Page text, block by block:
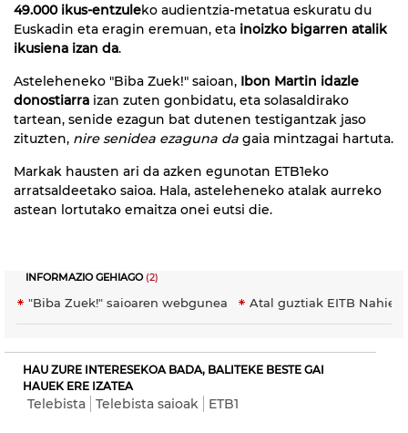
49.000 ikus-entzuleko audientzia-metatua eskuratu du
Euskadin eta eragin eremuan, eta inoizko bigarren atalik
ikusiena izan da.
Asteleheneko "Biba Zuek!" saioan, Ibon Martin idazle
donostiarra izan zuten gonbidatu, eta solasaldirako
tartean, senide ezagun bat dutenen testigantzak jaso
zituzten, nire senidea ezaguna da gaia mintzagai hartuta.
Markak hausten ari da azken egunotan ETB1eko
arratsaldeetako saioa. Hala, asteleheneko atalak aurreko
astean lortutako emaitza onei eutsi die.
INFORMAZIO GEHIAGO(2)
"Biba Zuek!" saioaren webgunea Atal guztiak EITB
HAU ZURE INTERESEKOA BADA, BALITEKE BESTE GAI
HAUEK ERE IZATEA
Telebista Telebista saioak ETB1